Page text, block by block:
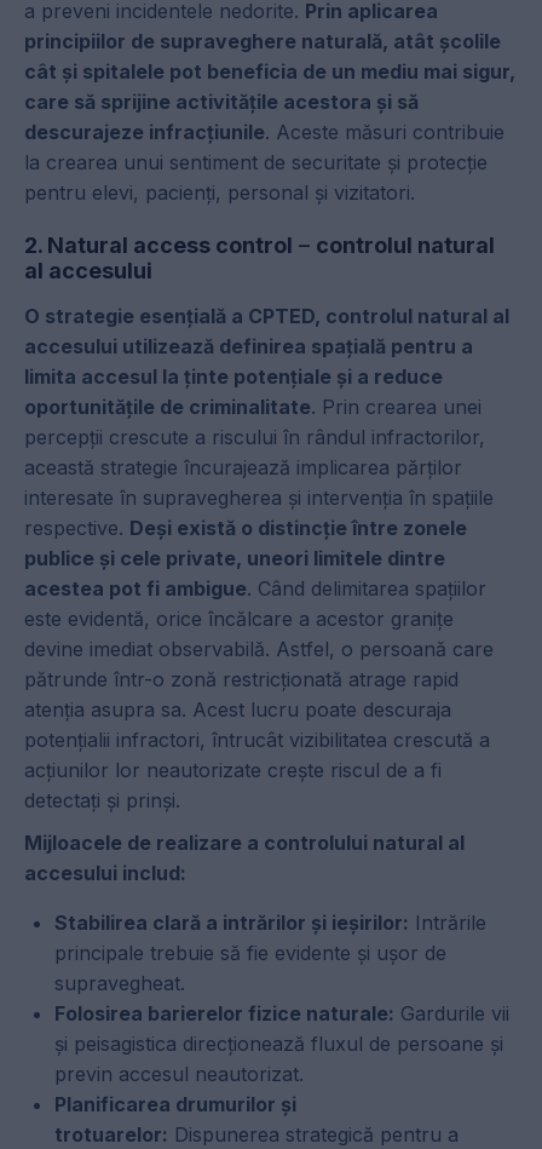
a preveni incidentele nedorite. Prin aplicarea
principiilor de supraveghere naturală, atât școlile
cât și spitalele pot beneficia de un mediu mai sigur,
care să sprijine activitățile acestora și să
descurajeze infracțiunile. Aceste măsuri contribuie
la crearea unui sentiment de securitate și protecție
pentru elevi, pacienți, personal și vizitatori.
2. Natural access control – controlul natural
al accesului
O strategie esențială a CPTED, controlul natural al
accesului utilizează definirea spațială pentru a
limita accesul la ținte potențiale și a reduce
oportunitățile de criminalitate. Prin crearea unei
percepții crescute a riscului în rândul infractorilor,
această strategie încurajează implicarea părților
interesate în supravegherea și intervenția în spațiile
respective. Deși există o distincție între zonele
publice și cele private, uneori limitele dintre
acestea pot fi ambigue. Când delimitarea spațiilor
este evidentă, orice încălcare a acestor granițe
devine imediat observabilă. Astfel, o persoană care
pătrunde într-o zonă restricționată atrage rapid
atenția asupra sa. Acest lucru poate descuraja
potențialii infractori, întrucât vizibilitatea crescută a
acțiunilor lor neautorizate crește riscul de a fi
detectați și prinși.
Mijloacele de realizare a controlului natural al
accesului includ:
Stabilirea clară a intrărilor și ieșirilor: Intrările
principale trebuie să fie evidente și ușor de
supravegheat.
Folosirea barierelor fizice naturale: Gardurile vii
și peisagistica direcționează fluxul de persoane și
previn accesul neautorizat.
Planificarea drumurilor și
trotuarelor: Dispunerea strategică pentru a